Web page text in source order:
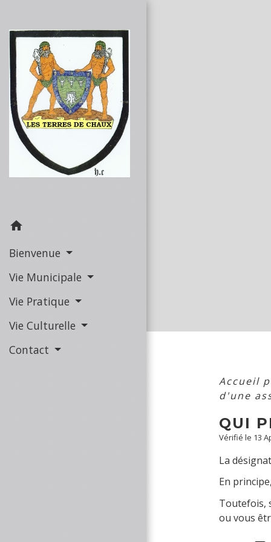
home
Bienvenue
Vie Municipale
Vie Pratique
Vie Culturelle
Contact
Accueil
d'une
QUI
Vérifié le 13
La
En principe,
Toutefois,
ou vous